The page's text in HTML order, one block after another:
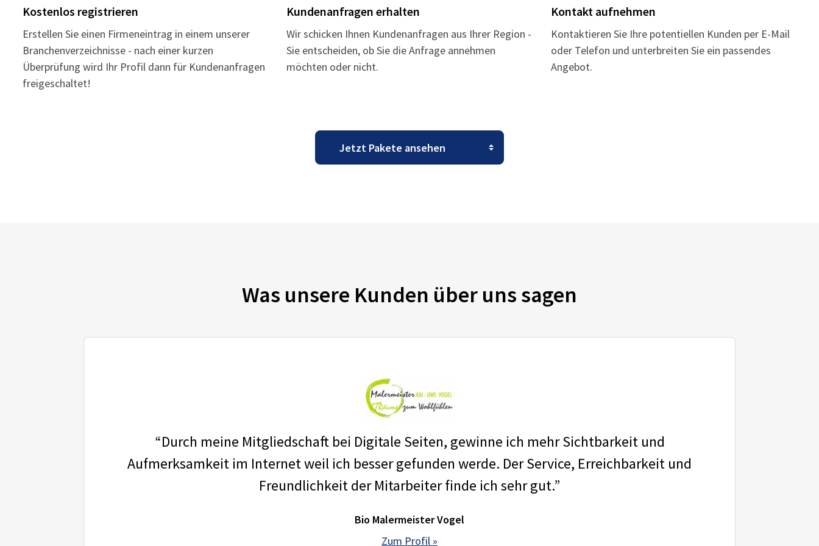
Kostenlos registrieren
Erstellen Sie einen Firmeneintrag in einem unserer
Branchenverzeichnisse - nach einer kurzen
Überprüfung wird Ihr Profil dann für Kundenanfragen
freigeschaltet!
Kundenanfragen erhalten
Wir schicken Ihnen Kundenanfragen aus Ihrer Region -
Sie entscheiden, ob Sie die Anfrage annehmen
möchten oder nicht.
Kontakt aufnehmen
Kontaktieren Sie Ihre potentiellen Kunden per E-Mail
oder Telefon und unterbreiten Sie ein passendes
Angebot.
Was unsere Kunden über uns sagen
“Durch meine Mitgliedschaft bei Digitale Seiten, gewinne ich mehr Sichtbarkeit und
Aufmerksamkeit im Internet weil ich besser gefunden werde. Der Service, Erreichbarkeit und
Freundlichkeit der Mitarbeiter finde ich sehr gut.”
Bio Malermeister Vogel
Zum Profil »